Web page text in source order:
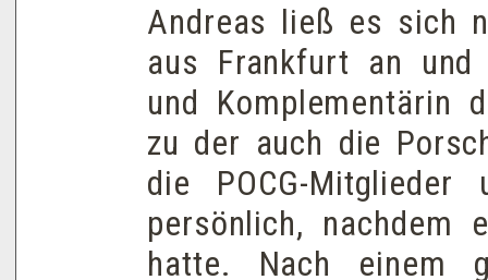
Andreas ließ es sich
aus Frankfurt an und
und Komplementärin
zu der auch die
die POCG-
persönlich,
hatte. Nach einem